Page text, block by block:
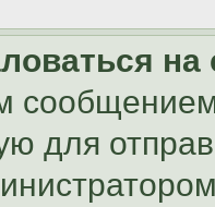
сообщением
для